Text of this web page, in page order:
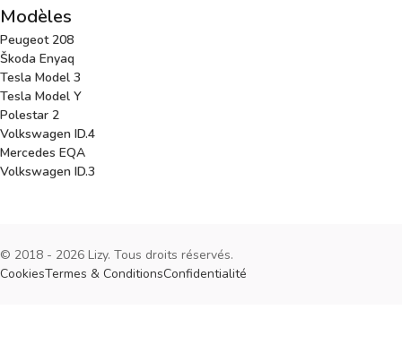
Modèles
Peugeot 208
Škoda Enyaq
Tesla Model 3
Tesla Model Y
Polestar 2
Volkswagen ID.4
Mercedes EQA
Volkswagen ID.3
© 2018 - 2026 Lizy. Tous droits réservés.
CookiesTermes & ConditionsConfidentialité